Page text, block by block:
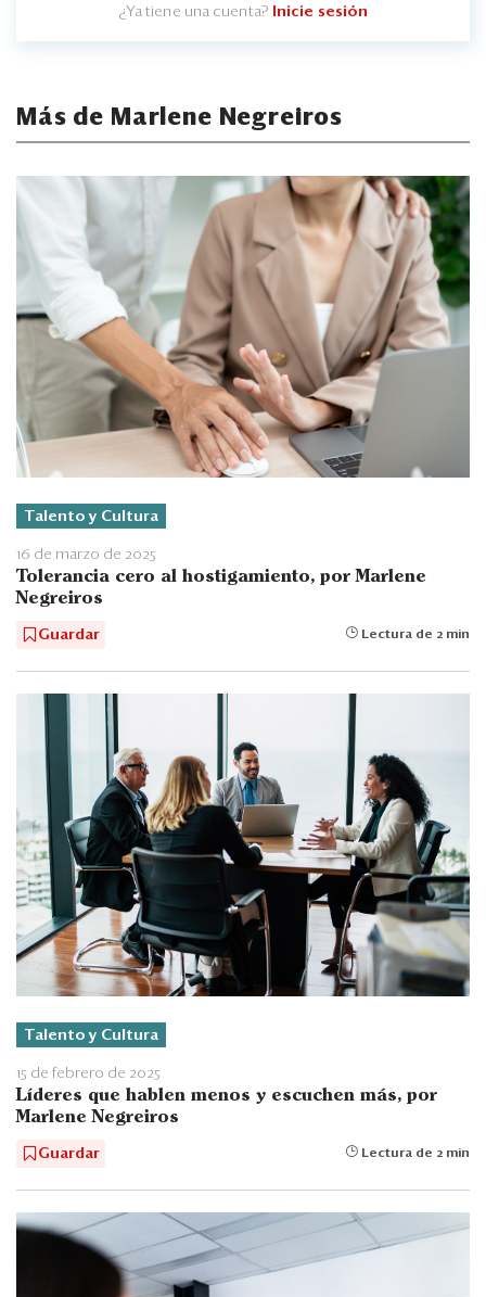
¿Ya tiene una cuenta? Inicie sesión
Más de Marlene Negreiros
Talento y Cultura
16 de marzo de 2025
Tolerancia cero al hostigamiento, por Marlene
Negreiros
Guardar Lectura de 2 min
Talento y Cultura
15 de febrero de 2025
Líderes que hablen menos y escuchen más, por
Marlene Negreiros
Guardar Lectura de 2 min